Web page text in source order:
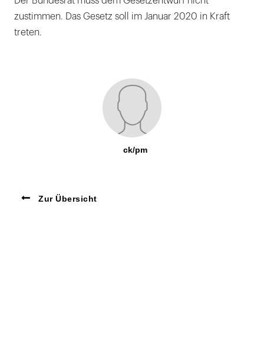
zustimmen. Das Gesetz soll im Januar 2020 in Kraft
treten.
ck/pm
Zur Übersicht